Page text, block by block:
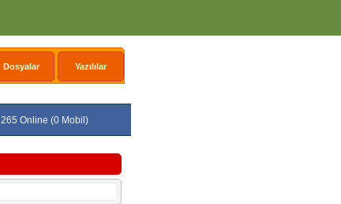
Dosyalar Yazılılar
265 Online (0 Mobil)